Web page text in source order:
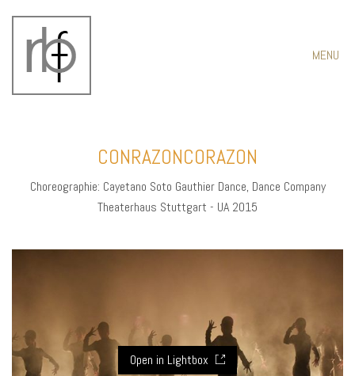
MENU
CONRAZONCORAZON
Choreographie: Cayetano Soto Gauthier Dance, Dance Company
Theaterhaus Stuttgart - UA 2015
Open in Lightbox